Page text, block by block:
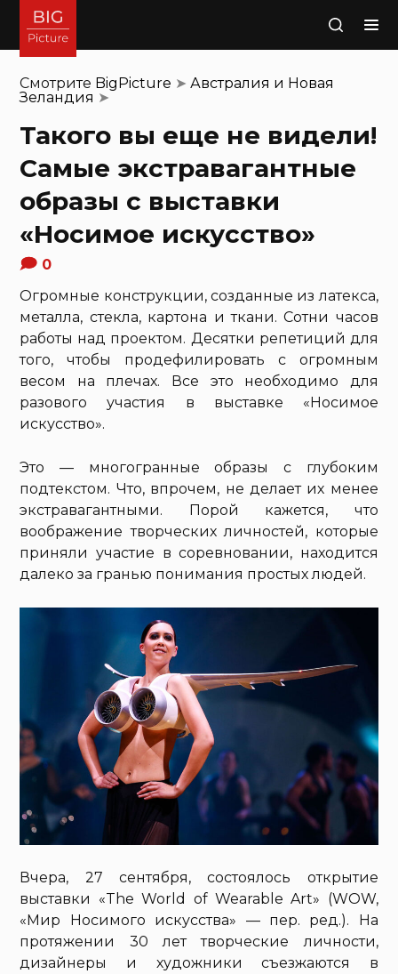
Поиск
Смотрите BigPicture ➤Австралия и Новая
Зеландия ➤
Такого вы еще не видели!
Самые экстравагантные
образы с выставки
«Носимое искусство»
0
Огромные конструкции, созданные из латекса,
металла, стекла, картона и ткани. Сотни часов
работы над проектом. Десятки репетиций для
того, чтобы продефилировать с огромным
весом на плечах. Все это необходимо для
разового участия в выставке «Носимое
искусство».
Это — многогранные образы с глубоким
подтекстом. Что, впрочем, не делает их менее
экстравагантными. Порой кажется, что
воображение творческих личностей, которые
приняли участие в соревновании, находится
далеко за гранью понимания простых людей.
Вчера, 27 сентября, состоялось открытие
выставки «The World of Wearable Art» (WOW,
«Мир Носимого искусства» — пер. ред.). На
протяжении 30 лет творческие личности,
дизайнеры и художники съезжаются в